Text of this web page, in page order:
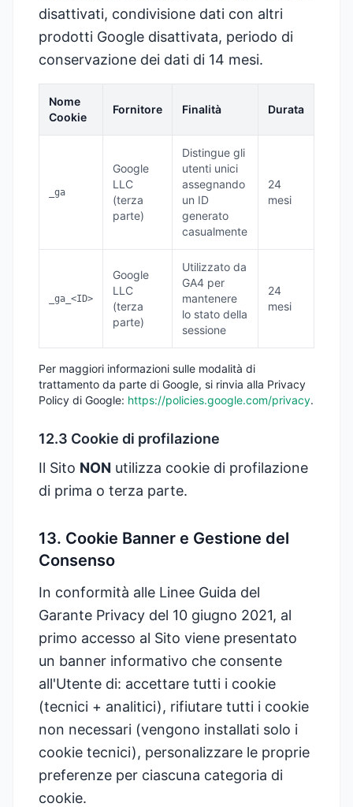
disattivati, condivisione dati con altri
prodotti Google disattivata, periodo di
conservazione dei dati di 14 mesi.
Nome
Cookie
Fornitore Finalità Durata
_ga
Google
LLC
(terza
parte)
Distingue gli
utenti unici
assegnando
un ID
generato
casualmente
24
mesi
_ga_<ID>
Google
LLC
(terza
parte)
Utilizzato da
GA4 per
mantenere
lo stato della
sessione
24
mesi
Per maggiori informazioni sulle modalità di
trattamento da parte di Google, si rinvia alla Privacy
Policy di Google: https://policies.google.com/privacy.
12.3 Cookie di profilazione
Il Sito NON utilizza cookie di profilazione
di prima o terza parte.
13. Cookie Banner e Gestione del
Consenso
In conformità alle Linee Guida del
Garante Privacy del 10 giugno 2021, al
primo accesso al Sito viene presentato
un banner informativo che consente
all'Utente di: accettare tutti i cookie
(tecnici + analitici), rifiutare tutti i cookie
non necessari (vengono installati solo i
cookie tecnici), personalizzare le proprie
preferenze per ciascuna categoria di
cookie.